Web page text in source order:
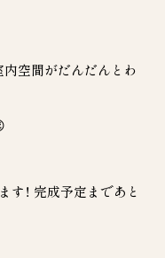
内空間がだんだんとわ
！ 完成予定まであと